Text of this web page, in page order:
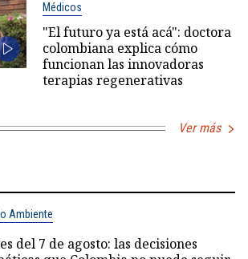
Médicos
"El futuro ya está acá": doctora
colombiana explica cómo
funcionan las innovadoras
terapias regenerativas
Ver más
Ambiente
del 7 de agosto: las decisiones